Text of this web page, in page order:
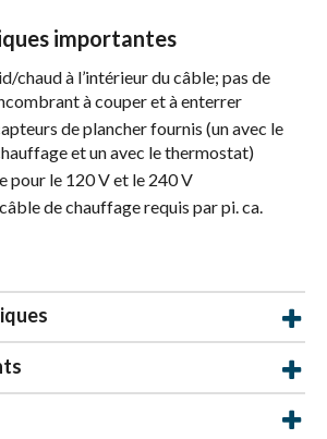
importantes
chaud à l’intérieur du câble; pas de
à couper et à enterrer
de plancher fournis (un avec le
et un avec le thermostat)
pour le 120 V et le 240 V
de chauffage requis par pi. ca.